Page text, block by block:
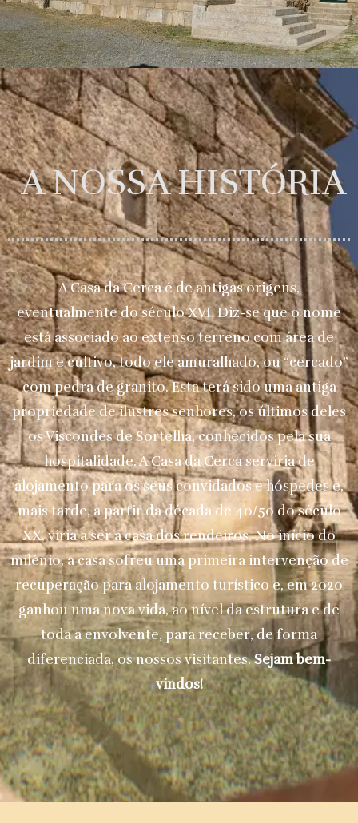
A NOSSA HISTÓRIA
A Casa da Cerca é de antigas origens,
eventualmente do século XVI. Diz-se que o nome
está associado ao extenso terreno com área de
jardim e cultivo, todo ele amuralhado, ou “cercado”
com pedra de granito. Esta terá sido uma antiga
propriedade de ilustres senhores, os últimos deles
os Viscondes de Sortelha, conhecidos pela sua
hospitalidade. A Casa da Cerca serviria de
alojamento para os seus convidados e hóspedes e,
mais tarde, a partir da década de 40/50 do século
XX, viria a ser a casa dos rendeiros. No início do
milénio, a casa sofreu uma primeira intervenção de
recuperação para alojamento turístico e, em 2020
ganhou uma nova vida, ao nível da estrutura e de
toda a envolvente, para receber, de forma
diferenciada, os nossos visitantes.Sejam bem-
vindos!